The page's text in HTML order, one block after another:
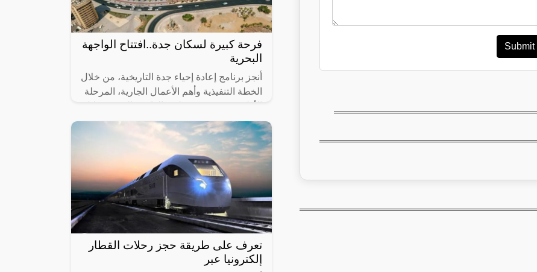
Submit
فرحة كبيرة لسكان جدة..افتتاح الواجهة
البحرية
أنجز برنامج إعادة إحياء جدة التاريخية، من خلال
الخطة التنفيذية وأهم الأعمال الجارية، المرحلة
عام 2023، التي تضمنت
تعرف على طريقة حجز رحلات القطار
إلكترونيا عبر